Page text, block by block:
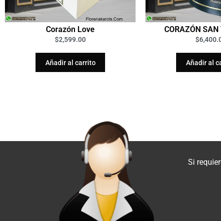
Corazón Love
$2,599.00
Añadir al carrito
CORAZÓN
$
Añadir al
Si